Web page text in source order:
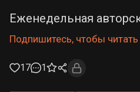
Еженедельная
Подпишитесь, чтобы
17 1